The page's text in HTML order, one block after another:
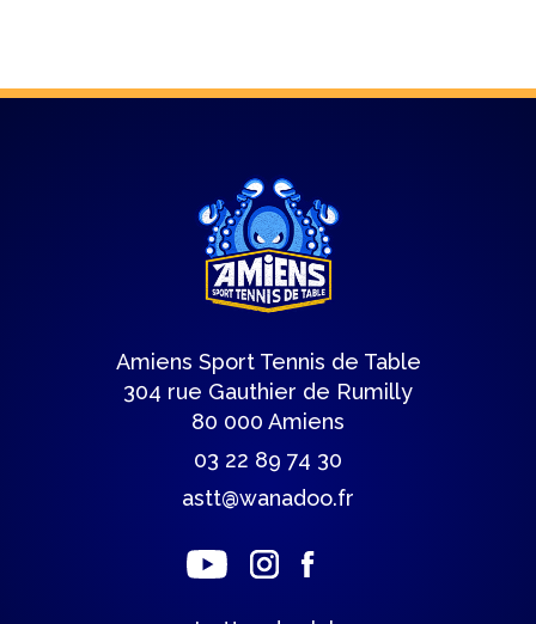
Amiens Sport Tennis de Table
304 rue Gauthier de Rumilly
80 000 Amiens
03 22 89 74 30
astt@wanadoo.fr